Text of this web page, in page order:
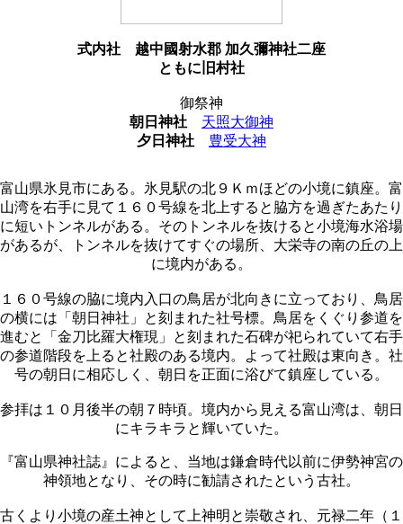
式内社
越中國射水郡 加久彌神社二座
ともに旧村社
御祭神
朝日神社
天照大御神
夕日神社
豊受大神
富山県氷見市にある。氷見駅の北９Ｋｍほどの小境に鎮座。富
山湾を右手に見て１６０号線を北上すると脇方を過ぎたあたり
に短いトンネルがある。そのトンネルを抜けると小境海水浴場
があるが、トンネルを抜けてすぐの場所、大栄寺の南の丘の上
に境内がある。
１６０号線の脇に境内入口の鳥居が北向きに立っており、鳥居
の横には「朝日神社」と刻まれた社号標。鳥居をくぐり参道を
進むと「金刀比羅大権現」と刻まれた石碑が祀られていて右手
の参道階段を上ると社殿のある境内。よって社殿は東向き。社
号の朝日に相応しく、朝日を正面に浴びて鎮座している。
参拝は１０月後半の朝７時頃。境内から見える富山湾は、朝日
にキラキラと輝いていた。
『富山県神社誌』によると、当地は鎌倉時代以前に伊勢神宮の
神領地となり、その時に勧請されたという古社。
古くより小境の産土神として上神明と崇敬され、元禄二年（１